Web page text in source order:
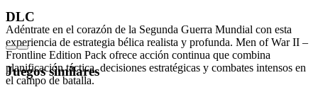
Adéntrate en el corazón de la Segunda Guerra Mundial con esta
experiencia de estrategia bélica realista y profunda. Men of War II –
Frontline Edition Pack ofrece acción continua que combina
planificación táctica, decisiones estratégicas y combates intensos en
el campo de batalla.
DLC
Juegos similares